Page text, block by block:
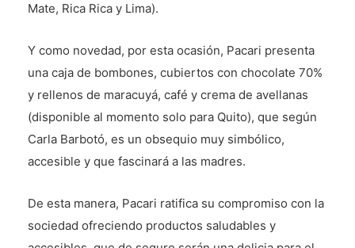
Mate, Rica Rica y Lima).
Y como novedad, por esta ocasión, Pacari presenta
una caja de bombones, cubiertos con chocolate 70%
y rellenos de maracuyá, café y crema de avellanas
(disponible al momento solo para Quito), que según
Carla Barbotó, es un obsequio muy simbólico,
accesible y que fascinará a las madres.
De esta manera, Pacari ratifica su compromiso con la
sociedad ofreciendo productos saludables y